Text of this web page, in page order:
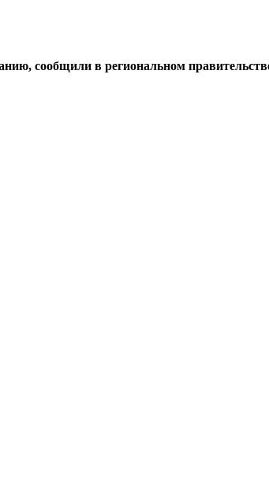
сообщили в региональном